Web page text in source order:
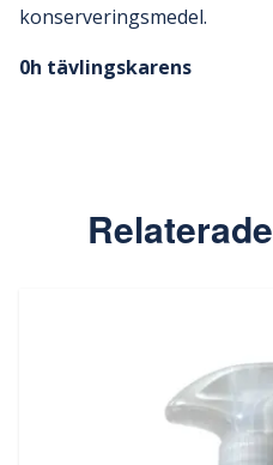
konserveringsmedel.
0h tävlingskarens